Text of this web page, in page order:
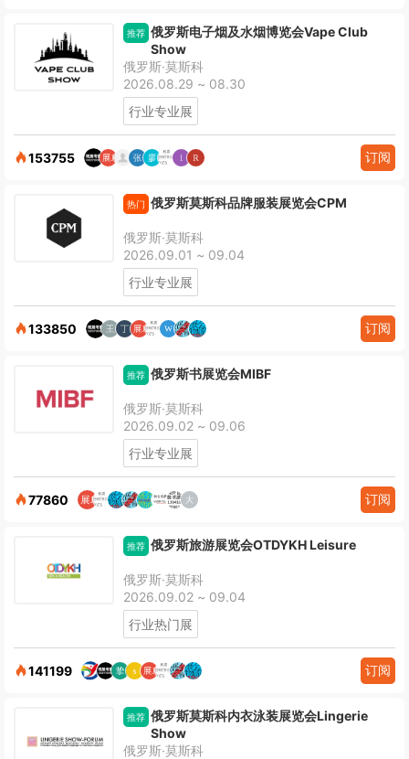
推荐 俄罗斯电子烟及水烟博览会Vape Club
Show
俄罗斯·莫斯科
2026.08.29 ~ 08.30
行业专业展
153755 订阅
热门 俄罗斯莫斯科品牌服装展览会CPM
俄罗斯·莫斯科
2026.09.01 ~ 09.04
行业专业展
133850 订阅
推荐 俄罗斯书展览会MIBF
俄罗斯·莫斯科
2026.09.02 ~ 09.06
行业专业展
77860 订阅
推荐 俄罗斯旅游展览会OTDYKH Leisure
俄罗斯·莫斯科
2026.09.02 ~ 09.04
行业热门展
141199 订阅
推荐 俄罗斯莫斯科内衣泳装展览会Lingerie
Show
俄罗斯·莫斯科